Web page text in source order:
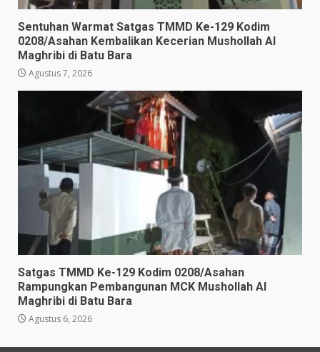
Sentuhan Warmat Satgas TMMD Ke-129 Kodim
0208/Asahan Kembalikan Kecerian Mushollah Al
Maghribi di Batu Bara
Agustus 7, 2026
Satgas TMMD Ke-129 Kodim 0208/Asahan
Rampungkan Pembangunan MCK Mushollah Al
Maghribi di Batu Bara
Agustus 6, 2026